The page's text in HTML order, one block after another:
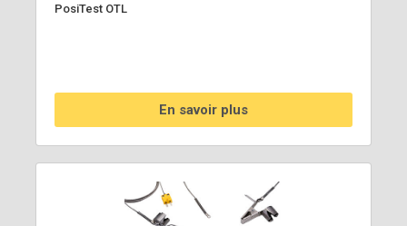
PosiTest OTL
En savoir plus